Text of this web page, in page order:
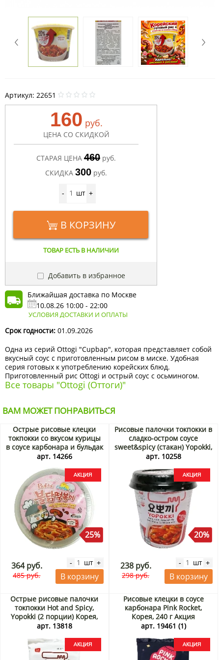
Артикул: 22651
160 руб.
ЦЕНА СО СКИДКОЙ
СТАРАЯ ЦЕНА 460 руб.
СКИДКА 300 руб.
- шт +
В КОРЗИНУ
ТОВАР ЕСТЬ В НАЛИЧИИ
Добавить в избранное
Ближайшая доставка по Москве
10.08.26 10:00 - 22:00
УСЛОВИЯ ДОСТАВКИ И ОПЛАТЫ
Срок годности: 01.09.2026
Одна из серий Ottogi "Cupbap", которая представляет собой
вкусный соус с приготовленным рисом в миске. Удобная
серия готовых к употреблению корейских блюд.
Приготовленный рис Ottogi и острый соус с осьминогом.
Все товары "Ottogi (Оттоги)"
ВАМ МОЖЕТ ПОНРАВИТЬСЯ
Острые рисовые клецки
токпокки со вкусом курицы
в соусе карбонара и бульдак
Samyang, Корея, 179 г Акция
арт. 14266
25%
364 руб.
485 руб.
- шт +
В корзину
Рисовые палочки токпокки в
сладко-остром соусе
sweet&spicy (стакан) Yopokki,
Корея, 140 г Акция
арт. 10258
20%
238 руб.
298 руб.
- шт +
В корзину
Острые рисовые палочки
токпокки Hot and Spicy,
Yopokki (2 порции) Корея,
240 г Акция
арт. 13818
Рисовые клецки в соусе
карбонара Pink Rocket,
Корея, 240 г Акция
арт. 19461 (1)